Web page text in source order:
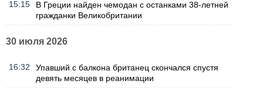
15:15
В Греции найден чемодан с останками 38-летней
гражданки Великобритании
30 июля 2026
16:32
Упавший с балкона британец скончался спустя
девять месяцев в реанимации